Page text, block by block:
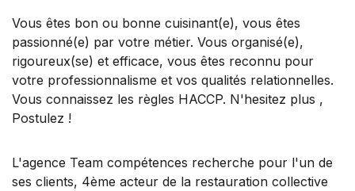
Vous êtes bon ou bonne cuisinant(e), vous êtes
passionné(e) par votre métier. Vous organisé(e),
rigoureux(se) et efficace, vous êtes reconnu pour
votre professionnalisme et vos qualités relationnelles.
Vous connaissez les règles HACCP. N'hesitez plus ,
Postulez !
L'agence Team compétences recherche pour l'un de
ses clients, 4ème acteur de la restauration collective